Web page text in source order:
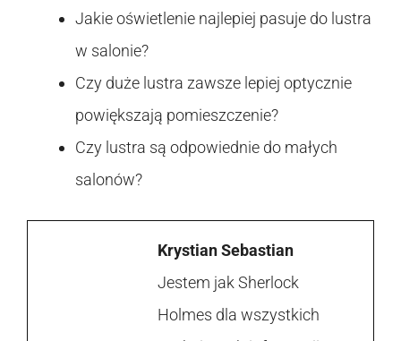
Jakie oświetlenie najlepiej pasuje do lustra
w salonie?
Czy duże lustra zawsze lepiej optycznie
powiększają pomieszczenie?
Czy lustra są odpowiednie do małych
salonów?
Krystian Sebastian
Jestem jak Sherlock
Holmes dla wszystkich